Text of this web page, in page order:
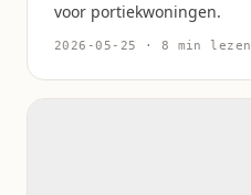
voor portiekwoningen.
2026-05-25 · 8 min lezen